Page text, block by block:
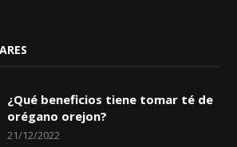
¿Qué beneficios tiene tomar té de
orégano orejon?
21/12/2022